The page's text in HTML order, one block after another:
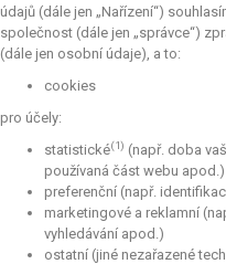
údajů (dále jen „Nařízení“)
společnost (dále jen „správce“)
(dále jen osobní údaje), a to:
cookies
pro účely:
statistické(1) (např. doba
používaná část webu apod.)
preferenční (např.
marketingové a reklamní
vyhledávání apod.)
ostatní (jiné nezařazené